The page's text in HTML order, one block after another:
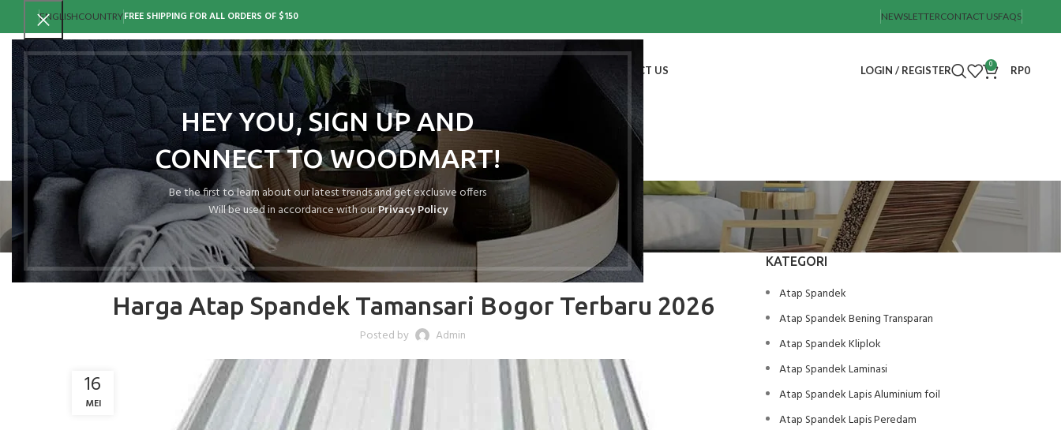
HEY YOU, SIGN UP AND
CONNECT TO WOODMART!
Be the first to learn about our latest trends and get exclusive offers
Will be used in accordance with ourPrivacy Policy
ENGLISHCOUNTRYFREE SHIPPING FOR ALL ORDERS OF $150 NEWSLETTERCONTACT USFAQS
CONTACT US LOGIN / REGISTER 0 RP0
Blog
Harga Atap Spandek Tamansari Bogor Terbaru 2026
Posted by Admin
16
MEI
KATEGORI
Atap Spandek
Atap Spandek Bening Transparan
Atap Spandek Kliplok
Atap Spandek Laminasi
Atap Spandek Lapis Aluminium foil
Atap Spandek Lapis Peredam